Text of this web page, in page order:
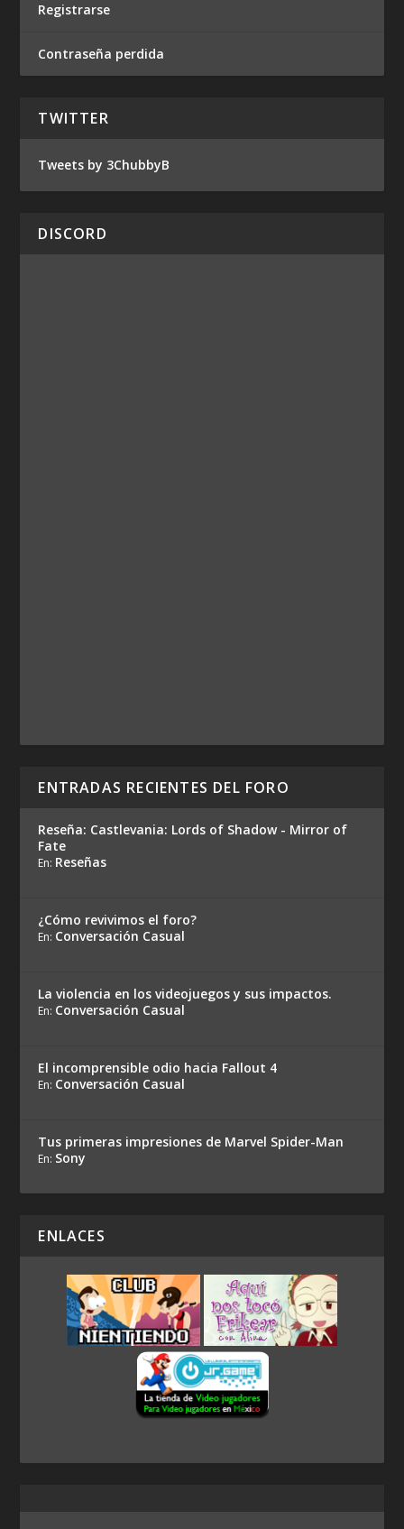
Registrarse
Contraseña perdida
TWITTER
Tweets by 3ChubbyB
DISCORD
ENTRADAS RECIENTES DEL FORO
Reseña: Castlevania: Lords of Shadow - Mirror of
Fate
En: Reseñas
¿Cómo revivimos el foro?
En: Conversación Casual
La violencia en los videojuegos y sus impactos.
En: Conversación Casual
El incomprensible odio hacia Fallout 4
En: Conversación Casual
Tus primeras impresiones de Marvel Spider-Man
En: Sony
ENLACES